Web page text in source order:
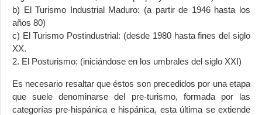
b) El Turismo Industrial Maduro: (a partir de 1946 hasta los
años 80)
c) El Turismo Postindustrial: (desde 1980 hasta fines del siglo
XX.
2. El Posturismo: (iniciándose en los umbrales del siglo XXI)
Es necesario resaltar que éstos son precedidos por una etapa
que suele denominarse del pre-turismo, formada por las
categorías pre-hispánica e hispánica, esta última se extiende